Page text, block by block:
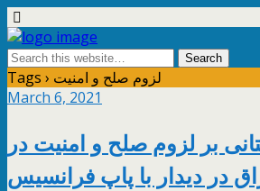
Tags › لزوم صلح و امنیت
March 6, 2021
بر لزوم صلح و امنیت در
در دیدار با پاپ فرانسیس